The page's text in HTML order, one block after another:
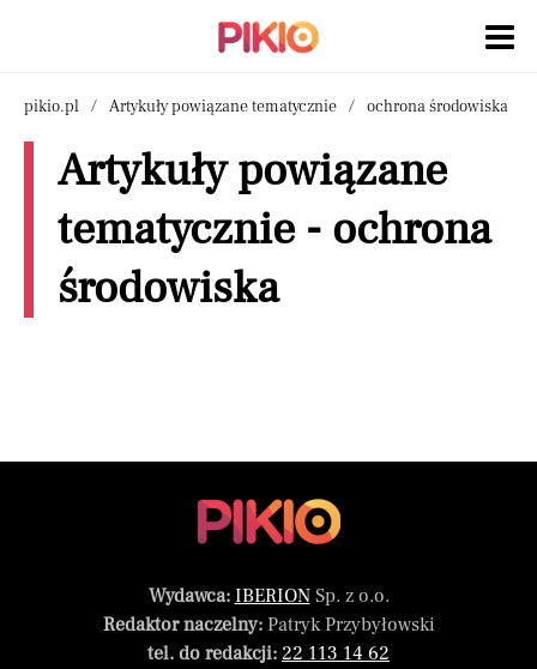
pikio.pl Artykuły powiązane tematycznie ochrona środowiska
Artykuły powiązane
tematycznie - ochrona
środowiska
Wydawca: IBERIONSp. z o.o.
Redaktor naczelny:Patryk Przybyłowski
tel. do redakcji: 22 113 14 62